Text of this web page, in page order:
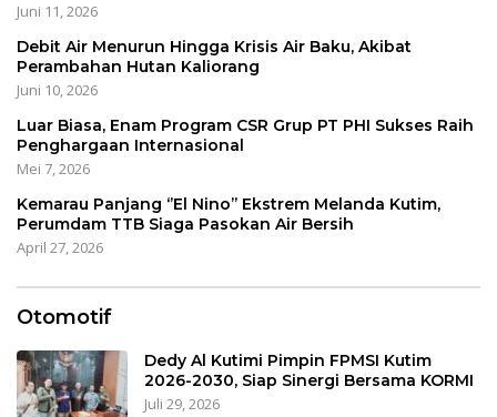
Juni 11, 2026
Debit Air Menurun Hingga Krisis Air Baku, Akibat
Perambahan Hutan Kaliorang
Juni 10, 2026
Luar Biasa, Enam Program CSR Grup PT PHI Sukses Raih
Penghargaan Internasional
Mei 7, 2026
Kemarau Panjang ‘’El Nino’’ Ekstrem Melanda Kutim,
Perumdam TTB Siaga Pasokan Air Bersih
April 27, 2026
Otomotif
Dedy Al Kutimi Pimpin FPMSI Kutim
2026-2030, Siap Sinergi Bersama KORMI
Juli 29, 2026